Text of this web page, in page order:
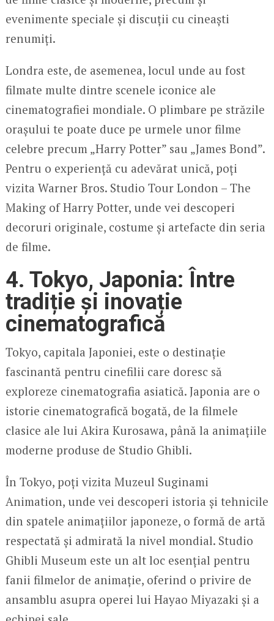
evenimente speciale și discuții cu cineaști
renumiți.
Londra este, de asemenea, locul unde au fost
filmate multe dintre scenele iconice ale
cinematografiei mondiale. O plimbare pe străzile
orașului te poate duce pe urmele unor filme
celebre precum „Harry Potter” sau „James Bond”.
Pentru o experiență cu adevărat unică, poți
vizita Warner Bros. Studio Tour London – The
Making of Harry Potter, unde vei descoperi
decoruri originale, costume și artefacte din seria
de filme.
4. Tokyo, Japonia: Între
tradiție și inovație
cinematografică
Tokyo, capitala Japoniei, este o destinație
fascinantă pentru cinefilii care doresc să
exploreze cinematografia asiatică. Japonia are o
istorie cinematografică bogată, de la filmele
clasice ale lui Akira Kurosawa, până la animațiile
moderne produse de Studio Ghibli.
În Tokyo, poți vizita Muzeul Suginami
Animation, unde vei descoperi istoria și tehnicile
din spatele animațiilor japoneze, o formă de artă
respectată și admirată la nivel mondial. Studio
Ghibli Museum este un alt loc esențial pentru
fanii filmelor de animație, oferind o privire de
ansamblu asupra operei lui Hayao Miyazaki și a